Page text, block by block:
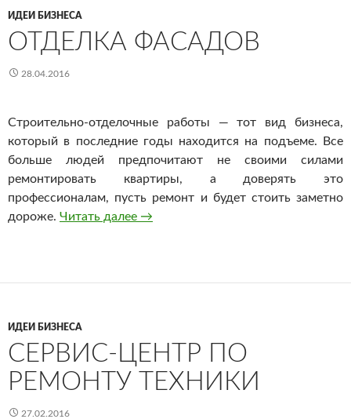
ИДЕИ БИЗНЕСА
ОТДЕЛКА ФАСАДОВ
28.04.2016
Строительно-отделочные работы — тот вид бизнеса,
который в последние годы находится на подъеме. Все
больше людей предпочитают не своими силами
ремонтировать квартиры, а доверять это
профессионалам, пусть ремонт и будет стоить заметно
дороже. Читать далее Отделка фасадов
→
ИДЕИ БИЗНЕСА
СЕРВИС-ЦЕНТР ПО
РЕМОНТУ ТЕХНИКИ
27.02.2016